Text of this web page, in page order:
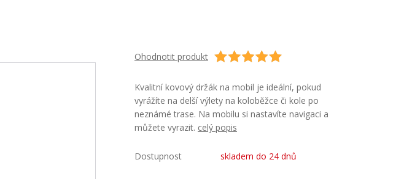
Ohodnotit produkt
Kvalitní kovový držák na mobil je ideální, pokud
vyrážíte na delší výlety na koloběžce či kole po
neznámé trase. Na mobilu si nastavíte navigaci a
můžete vyrazit. celý popis
Dostupnost skladem do 24 dnů